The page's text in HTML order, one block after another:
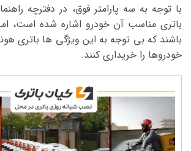
با توجه به سه پارامتر فوق، در دفترچه
باتری مناسب آن خودرو اشاره شده است،
باشند که بی توجه به این ویژگی ها باتری
خودروها را خریداری کنند.
نمایشگر
ویدیو